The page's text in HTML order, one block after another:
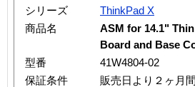
シリーズ
ThinkPad X
商品名
ASM for 14.1"
Board and Base
型番
41W4804-02
保証条件
販売日より２ヶ月